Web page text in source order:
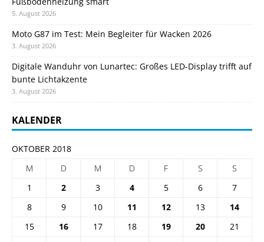
5. August 2026
Moto G87 im Test: Mein Begleiter für Wacken 2026
3. August 2026
Digitale Wanduhr von Lunartec: Großes LED-Display trifft auf
bunte Lichtakzente
3. August 2026
KALENDER
OKTOBER 2018
M
D M D F S
S
1
2 3 4 5 6
7
8
9 10 11 12 13
14
15
16 17 18 19 20
21